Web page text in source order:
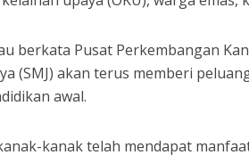
berkata Pusat Perkembangan
(SMJ) akan terus memberi
awal.
kanak telah mendapat